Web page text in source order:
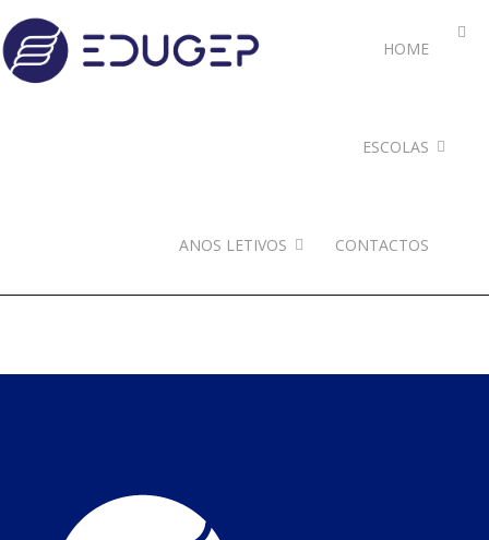
HOME
ESCOLAS
ANOS LETIVOS CONTACTOS